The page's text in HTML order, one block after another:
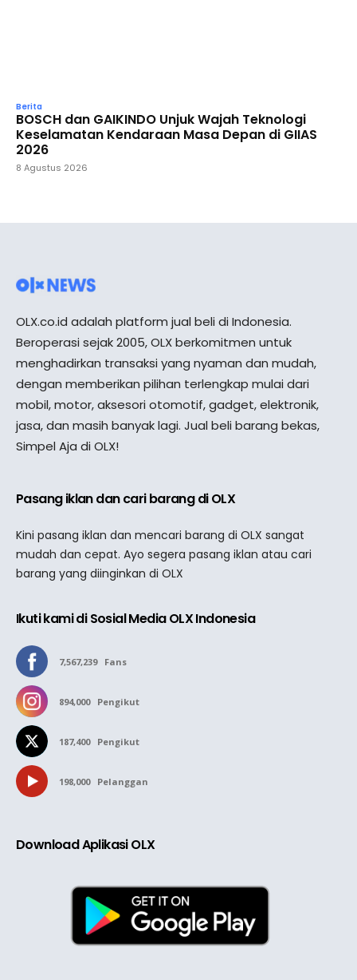
Berita
BOSCH dan GAIKINDO Unjuk Wajah Teknologi
Keselamatan Kendaraan Masa Depan di GIIAS
2026
8 Agustus 2026
OLX.co.id adalah platform jual beli di Indonesia.
Beroperasi sejak 2005, OLX berkomitmen untuk
menghadirkan transaksi yang nyaman dan mudah,
dengan memberikan pilihan terlengkap mulai dari
mobil, motor, aksesori otomotif, gadget, elektronik,
jasa, dan masih banyak lagi. Jual beli barang bekas,
Simpel Aja di OLX!
Pasang iklan dan cari barang di OLX
Kini pasang iklan dan mencari barang di OLX sangat
mudah dan cepat. Ayo segera pasang iklan atau cari
barang yang diinginkan di OLX
Ikuti kami di Sosial Media OLX Indonesia
7,567,239 Fans
894,000 Pengikut
187,400 Pengikut
198,000 Pelanggan
Download Aplikasi OLX